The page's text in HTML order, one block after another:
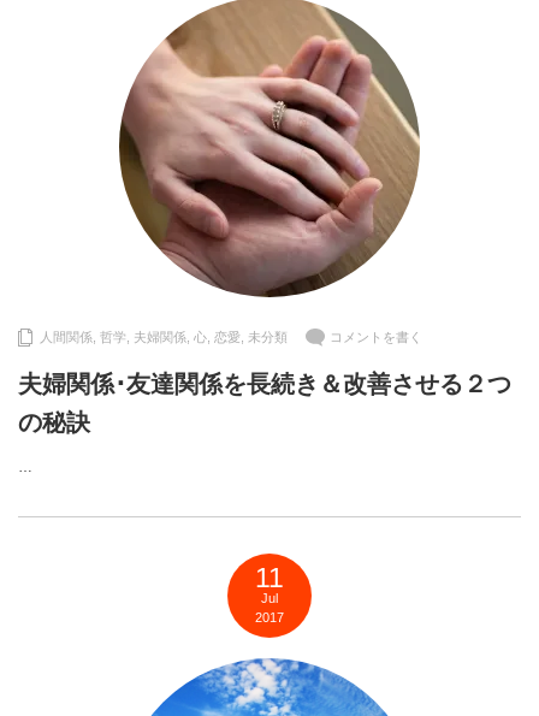
人間関係 哲学 夫婦関係 心 恋愛 未分類 コメントを書く
夫婦関係･友達関係を長続き＆改善させる２つ
の秘訣
…
11
Jul
2017